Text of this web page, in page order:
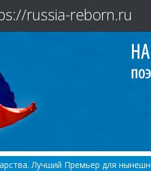
russia-reborn.ru
Лучший Премьер для